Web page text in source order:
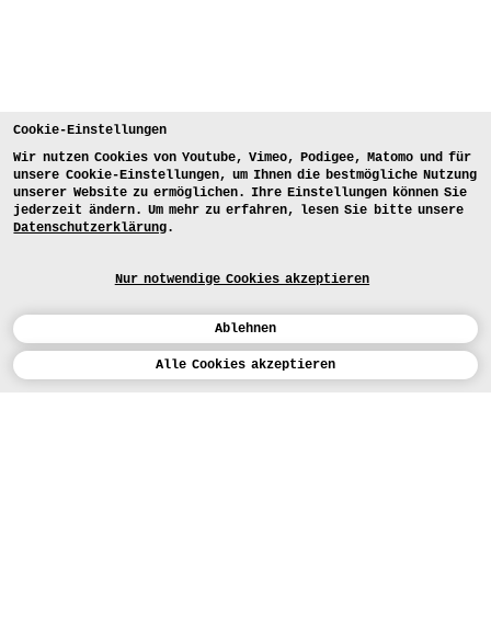
Cookie-Einstellungen
Wir nutzen Cookies von Youtube, Vimeo, Podigee, Matomo und für
unsere Cookie-Einstellungen, um Ihnen die bestmögliche Nutzung
unserer Website zu ermöglichen. Ihre Einstellungen können Sie
jederzeit ändern. Um mehr zu erfahren, lesen Sie bitte unsere
Datenschutzerklärung.
Nur notwendige Cookies akzeptieren
Ablehnen
Alle Cookies akzeptieren
Kalender